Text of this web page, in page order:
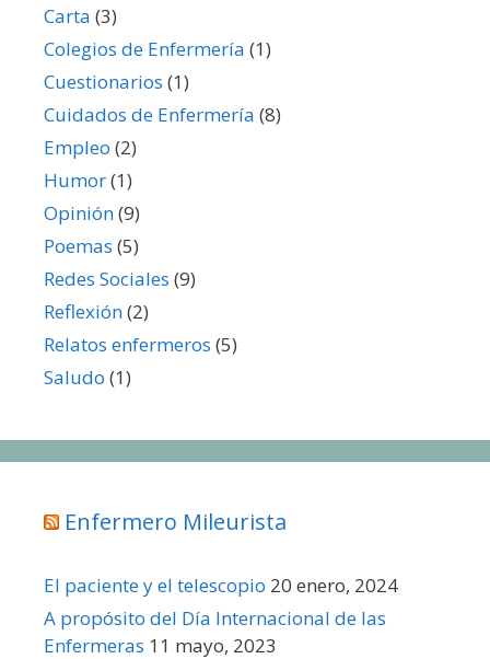
Carta (3)
Colegios de Enfermería (1)
Cuestionarios (1)
Cuidados de Enfermería (8)
Empleo (2)
Humor(1)
Opinión(9)
Poemas (5)
Redes Sociales (9)
Reflexión(2)
Relatos enfermeros (5)
Saludo (1)
Enfermero Mileurista
El paciente y el telescopio 20 enero, 2024
A propósito del Día Internacional de las
Enfermeras 11 mayo, 2023